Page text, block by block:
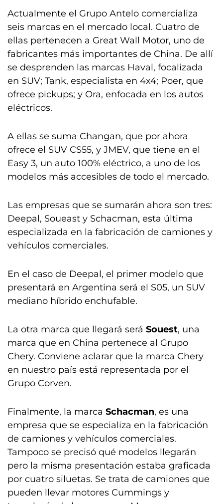
Actualmente el Grupo Antelo comercializa
seis marcas en el mercado local. Cuatro de
ellas pertenecen a Great Wall Motor, uno de
fabricantes más importantes de China. De allí
se desprenden las marcas Haval, focalizada
en SUV; Tank, especialista en 4x4; Poer, que
ofrece pickups; y Ora, enfocada en los autos
eléctricos.
A ellas se suma Changan, que por ahora
ofrece el SUV CS55, y JMEV, que tiene en el
Easy 3, un auto 100% eléctrico, a uno de los
modelos más accesibles de todo el mercado.
Las empresas que se sumarán ahora son tres:
Deepal, Soueast y Schacman, esta última
especializada en la fabricación de camiones y
vehículos comerciales.
En el caso de Deepal, el primer modelo que
presentará en Argentina será el S05, un SUV
mediano híbrido enchufable.
La otra marca que llegará será Souest, una
marca que en China pertenece al Grupo
Chery. Conviene aclarar que la marca Chery
en nuestro país está representada por el
Grupo Corven.
Finalmente, la marca Schacman, es una
empresa que se especializa en la fabricación
de camiones y vehículos comerciales.
Tampoco se precisó qué modelos llegarán
pero la misma presentación estaba graficada
por cuatro siluetas. Se trata de camiones que
pueden llevar motores Cummings y